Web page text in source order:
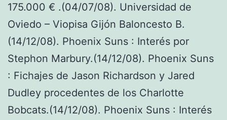
175.000 € .(04/07/08). Universidad de
Oviedo – Viopisa Gijón Baloncesto B.
(14/12/08). Phoenix Suns : Interés por
Stephon Marbury.(14/12/08). Phoenix Suns
: Fichajes de Jason Richardson y Jared
Dudley procedentes de los Charlotte
Bobcats.(14/12/08). Phoenix Suns : Interés